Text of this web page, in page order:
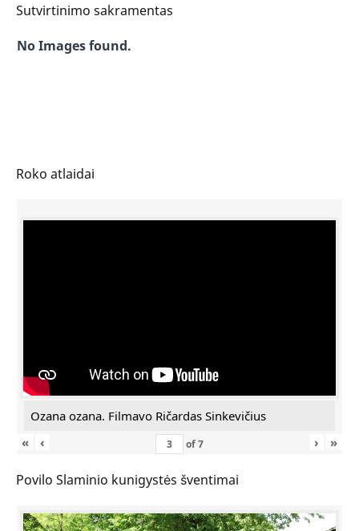
Sutvirtinimo sakramentas
No Images found.
Roko atlaidai
Ozana ozana. Filmavo Ričardas Sinkevičius
«
‹ of7 › »
Povilo Slaminio kunigystės šventimai